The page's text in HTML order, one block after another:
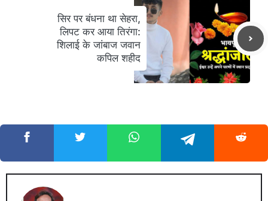
सिर पर बंधना था सेहरा,
लिपट कर आया तिरंगा:
शिलाई के जांबाज जवान
कपिल शहीद